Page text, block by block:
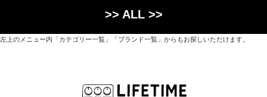
>> ALL >>
左上のメニュー内「カテゴリー一覧」「ブランド一覧」からもお探しいただけます。
オリジナルを含むファッションアイテムが中心の